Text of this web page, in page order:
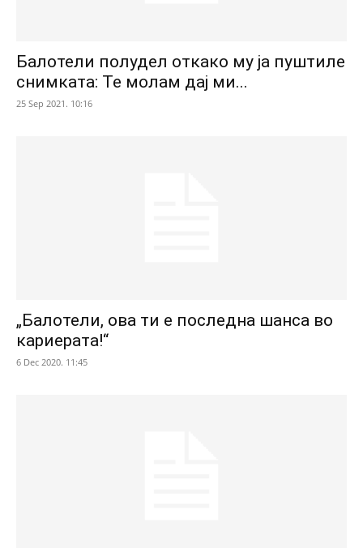
Балотели полудел откако му ја пуштиле
снимката: Те молам дај ми...
25 Sep 2021. 10:16
„Балотели, ова ти е последна шанса во
кариерата!“
6 Dec 2020. 11:45